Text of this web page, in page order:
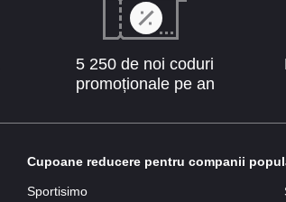
5 250 de noi coduri
promoționale pe an
Cupoane reducere pentru companii
Sportisimo